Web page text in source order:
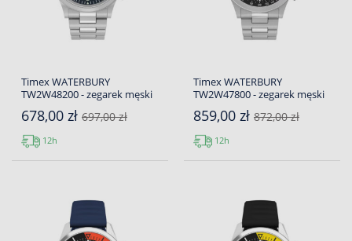
Timex WATERBURY
TW2W48200 - zegarek męski
678,00 zł 697,00 zł
12h
Timex WATERBURY
TW2W47800 - zegarek męski
859,00 zł 872,00 zł
12h